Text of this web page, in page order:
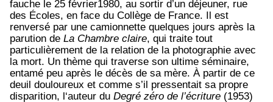
fauche le 25 février1980, au sortir d’un déjeuner, rue
des Écoles, en face du Collège de France. Il est
renversé par une camionnette quelques jours après la
parution de La Chambre claire, qui traite tout
particulièrement de la relation de la photographie avec
la mort. Un thème qui traverse son ultime séminaire,
entamé peu après le décès de sa mère. À partir de ce
deuil douloureux et comme s’il pressentait sa propre
disparition, l‘auteur du Degré zéro de l’écriture (1953)